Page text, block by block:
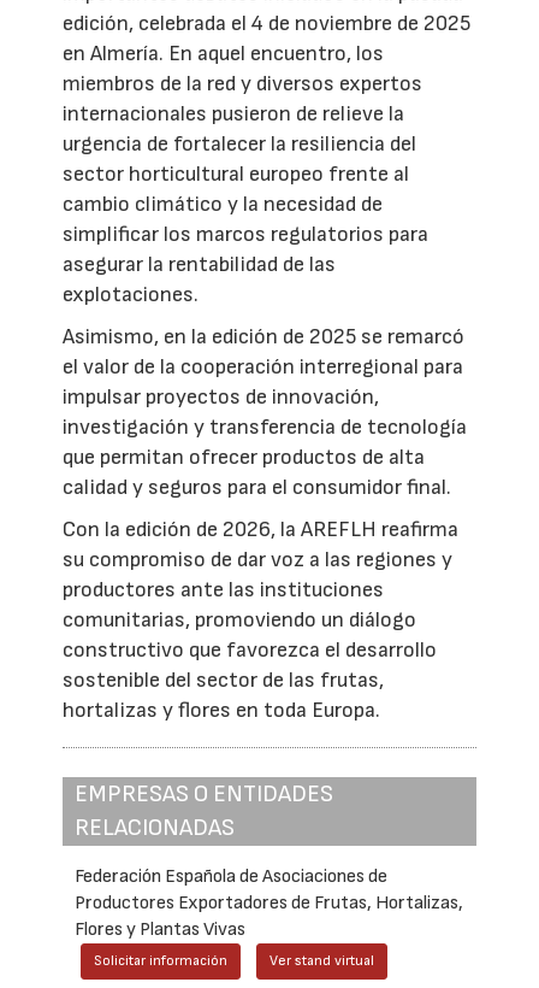
edición, celebrada el 4 de noviembre de 2025
en Almería. En aquel encuentro, los
miembros de la red y diversos expertos
internacionales pusieron de relieve la
urgencia de fortalecer la resiliencia del
sector horticultural europeo frente al
cambio climático y la necesidad de
simplificar los marcos regulatorios para
asegurar la rentabilidad de las
explotaciones.
Asimismo, en la edición de 2025 se remarcó
el valor de la cooperación interregional para
impulsar proyectos de innovación,
investigación y transferencia de tecnología
que permitan ofrecer productos de alta
calidad y seguros para el consumidor final.
Con la edición de 2026, la AREFLH reafirma
su compromiso de dar voz a las regiones y
productores ante las instituciones
comunitarias, promoviendo un diálogo
constructivo que favorezca el desarrollo
sostenible del sector de las frutas,
hortalizas y flores en toda Europa.
EMPRESAS O ENTIDADES
RELACIONADAS
Federación Española de Asociaciones de
Productores Exportadores de Frutas, Hortalizas,
Flores y Plantas Vivas
Solicitar información Ver stand virtual